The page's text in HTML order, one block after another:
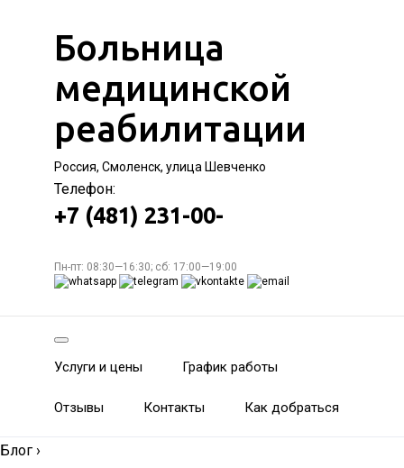
Больница
медицинской
реабилитации
Россия, Смоленск, улица Шевченко
Телефон:
+7 (481) 231-00-
Пн-пт: 08:30—16:30; сб: 17:00—19:00
Услуги и цены График работы
Отзывы Контакты Как добраться
Блог ›